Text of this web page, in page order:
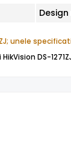
unele
DS-